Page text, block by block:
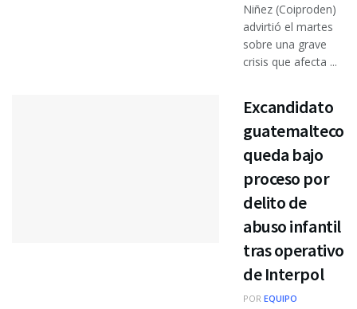
Niñez (Coiproden)
advirtió el martes
sobre una grave
crisis que afecta ...
Excandidato
guatemalteco
queda bajo
proceso por
delito de
abuso infantil
tras operativo
de Interpol
POR EQUIPO